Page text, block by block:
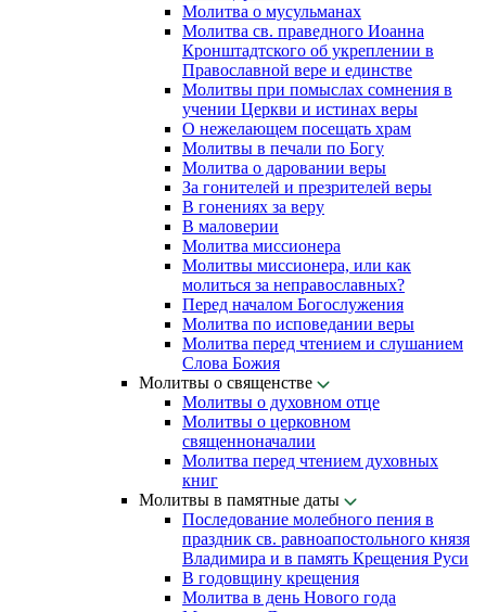
Молитва о мусульманах
Молитва св. праведного Иоанна
Кронштадтского об укреплении в
Православной вере и единстве
Молитвы при помыслах сомнения в
учении Церкви и истинах веры
О нежелающем посещать храм
Молитвы в печали по Богу
Молитва о даровании веры
За гонителей и презрителей веры
В гонениях за веру
В маловерии
Молитва миссионера
Молитвы миссионера, или как
молиться за неправославных?
Перед началом Богослужения
Молитва по исповедании веры
Молитва перед чтением и слушанием
Слова Божия
Молитвы о священстве
Молитвы о духовном отце
Молитвы о церковном
священноначалии
Молитва перед чтением духовных
книг
Молитвы в памятные даты
Последование молебного пения в
праздник св. равноапостольного князя
Владимира и в память Крещения Руси
В годовщину крещения
Молитва в день Нового года